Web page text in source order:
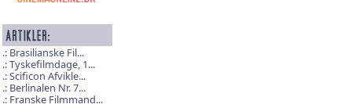
Brasilianske Fil...
Tyskefilmdage, 1...
Scificon Afvikle...
Berlinalen Nr. 7...
Franske Filmmand...